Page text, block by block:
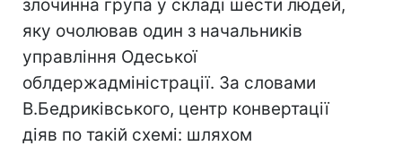
злочинна група у складі шести людей,
яку очолював один з начальників
управління Одеської
облдержадміністрації. За словами
В.Бедриківського, центр конвертації
діяв по такій схемі: шляхом